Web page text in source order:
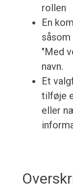
rollen
En
såsom
"Med
navn.
Et
tilføje
eller